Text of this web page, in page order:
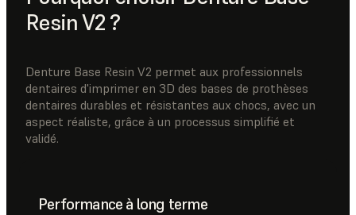
Resin V2 ?
Denture Base Resin V2 permet aux professionnels
dentaires d'imprimer en 3D des bases de prothèses
dentaires durables et résistantes aux chocs, avec un
aspect réaliste, grâce à un processus simplifié et
validé.
Performance à long terme